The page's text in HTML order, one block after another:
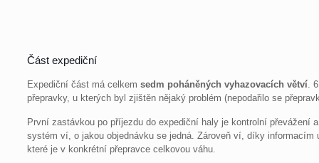
Část expediční
Expediční část má celkemsedm poháněných vyhazovacích větví.
přepravky, u kterých byl zjištěn nějaký problém (nepodařilo se
První zastávkou po příjezdu do expediční haly je kontrolní převážení
systém ví, o jakou objednávku se jedná. Zároveň ví, díky
které je v konkrétní přepravce celkovou váhu.